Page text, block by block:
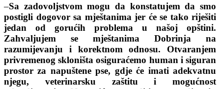
–Sa zadovoljstvom mogu da konstatujem da smo
postigli dogovor sa mještanima jer će se tako riješiti
jedan od gorućih problema u našoj opštini.
Zahvaljujem se mještanima Dobrinja na
razumijevanju i korektnom odnosu. Otvaranjem
privremenog skloništa osiguraćemo human i siguran
prostor za napuštene pse, gdje će imati adekvatnu
njegu, veterinarsku zaštitu i mogućnost